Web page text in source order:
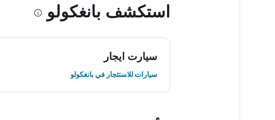
استكشف بانغكولو
سيارت ايجار
سيارات للاستئجار في بانغكولو